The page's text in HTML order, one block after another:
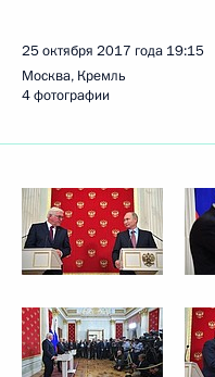
25 октября 2017 года 19:15
Москва, Кремль
4 фотографии